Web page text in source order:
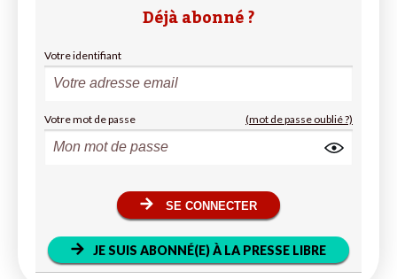
Déjà abonné ?
Votre identifiant
Votre mot de passe (mot de passe oublié ?)
SE CONNECTER
JE SUIS ABONNÉ(E) À LA PRESSE LIBRE